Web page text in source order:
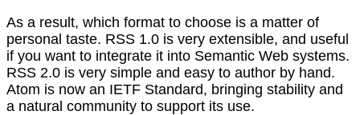
As a result, which format to choose is a matter of
personal taste. RSS 1.0 is very extensible, and useful
if you want to integrate it into Semantic Web systems.
RSS 2.0 is very simple and easy to author by hand.
Atom is now an IETF Standard, bringing stability and
a natural community to support its use.